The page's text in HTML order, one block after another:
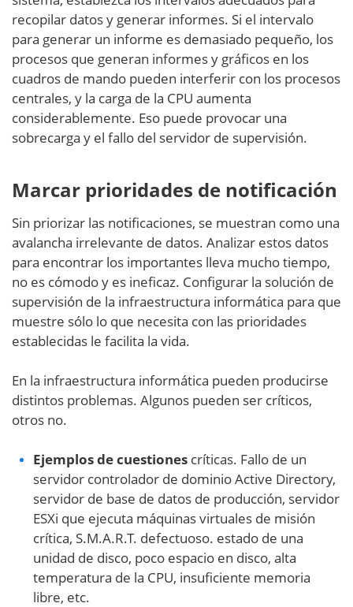
recopilar datos y generar informes. Si el intervalo
para generar un informe es demasiado pequeño, los
procesos que generan informes y gráficos en los
cuadros de mando pueden interferir con los procesos
centrales, y la carga de la CPU aumenta
considerablemente. Eso puede provocar una
sobrecarga y el fallo del servidor de supervisión.
Marcar prioridades de notificación
Sin priorizar las notificaciones, se muestran como una
avalancha irrelevante de datos. Analizar estos datos
para encontrar los importantes lleva mucho tiempo,
no es cómodo y es ineficaz. Configurar la solución de
supervisión de la infraestructura informática para que
muestre sólo lo que necesita con las prioridades
establecidas le facilita la vida.
En la infraestructura informática pueden producirse
distintos problemas. Algunos pueden ser críticos,
otros no.
Ejemplos de cuestiones críticas. Fallo de un
servidor controlador de dominio Active Directory,
servidor de base de datos de producción, servidor
ESXi que ejecuta máquinas virtuales de misión
crítica, S.M.A.R.T. defectuoso. estado de una
unidad de disco, poco espacio en disco, alta
temperatura de la CPU, insuficiente memoria
libre, etc.